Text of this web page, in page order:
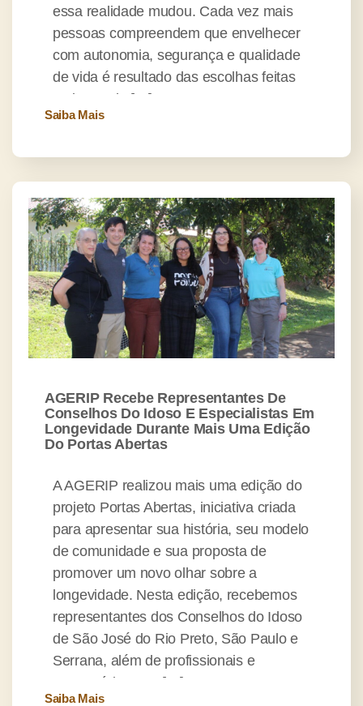
essa realidade mudou. Cada vez mais
pessoas compreendem que envelhecer
com autonomia, segurança e qualidade
de vida é resultado das escolhas feitas
ao longo da […]
Saiba Mais
AGERIP Recebe Representantes De
Conselhos Do Idoso E Especialistas Em
Longevidade Durante Mais Uma Edição
Do Portas Abertas
A AGERIP realizou mais uma edição do
projeto Portas Abertas, iniciativa criada
para apresentar sua história, seu modelo
de comunidade e sua proposta de
promover um novo olhar sobre a
longevidade. Nesta edição, recebemos
representantes dos Conselhos do Idoso
de São José do Rio Preto, São Paulo e
Serrana, além de profissionais e
empresários que […]
Saiba Mais